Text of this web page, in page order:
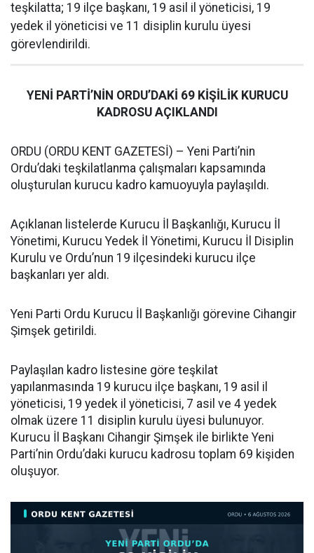
teşkilatta; 19 ilçe başkanı, 19 asil il yöneticisi, 19
yedek il yöneticisi ve 11 disiplin kurulu üyesi
görevlendirildi.
YENİ PARTİ’NİN ORDU’DAKİ 69 KİŞİLİK KURUCU
KADROSU AÇIKLANDI
ORDU (ORDU KENT GAZETESİ) – Yeni Parti’nin
Ordu’daki teşkilatlanma çalışmaları kapsamında
oluşturulan kurucu kadro kamuoyuyla paylaşıldı.
Açıklanan listelerde Kurucu İl Başkanlığı, Kurucu İl
Yönetimi, Kurucu Yedek İl Yönetimi, Kurucu İl Disiplin
Kurulu ve Ordu’nun 19 ilçesindeki kurucu ilçe
başkanları yer aldı.
Yeni Parti Ordu Kurucu İl Başkanlığı görevine Cihangir
Şimşek getirildi.
Paylaşılan kadro listesine göre teşkilat
yapılanmasında 19 kurucu ilçe başkanı, 19 asil il
yöneticisi, 19 yedek il yöneticisi, 7 asil ve 4 yedek
olmak üzere 11 disiplin kurulu üyesi bulunuyor.
Kurucu İl Başkanı Cihangir Şimşek ile birlikte Yeni
Parti’nin Ordu’daki kurucu kadrosu toplam 69 kişiden
oluşuyor.